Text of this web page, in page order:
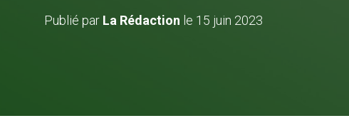
Publié par La Rédaction le 15 juin 2023